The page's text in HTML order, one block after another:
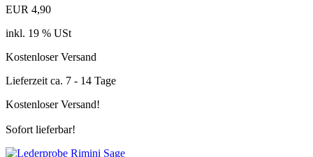
EUR 4,90
inkl. 19 % USt
Kostenloser Versand
Lieferzeit ca. 7 - 14 Tage
Kostenloser Versand!
Sofort lieferbar!